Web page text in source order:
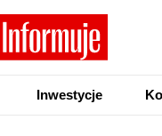
Inwestycje